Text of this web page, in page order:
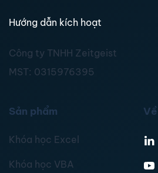
Hướng dẫn kích hoạt
Công ty TNHH Zeitgeist
MST: 0315976395
Sản phẩm
Khóa học Excel
Khóa học VBA